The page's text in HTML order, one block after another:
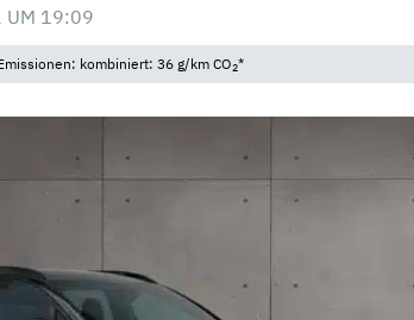
UM 19:09
kombiniert: 36 g/km CO2*